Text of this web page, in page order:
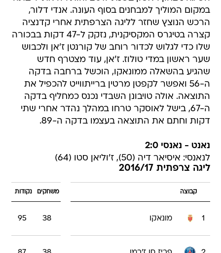
במקום המוליך למבחנים בסוף העונה. אנדי דלור,
הרכש הנוצץ שחזר לליגה הצרפתית אחרי קדנציה
קצרה בטיגרס המקסיקנית, נזקק ל-47 דקות בבכורה
שלו כדי לגלוש לכדור רוחב של קורנטן ז'אן ולכבוש
שער ראשון במדי טולוז. ז'אן, עוד מצטרף חדש
שהגיע בהשאלה ממונאקו, הוכשל ברחבה בדקה
ה-56 ואפשר לקפטן מרטין ברייתווייט להכפיל את
התוצאה. אולה טויבונן השבדי נכנס כמחליף בדקה
ה-67, בישל לאוסקר טרחו במהלך נהדר אחרי שתי
דקות וחתם את התוצאה בעצמו בדקה ה-89.
נאנט - נאנסי 2:0
לנאנסי: איסיאר דיה (50), ז'וליאן סטו (64)
ליגה צרפתית 2016/17
קבוצה משחקים נקודות
1 מונאקו 38
95